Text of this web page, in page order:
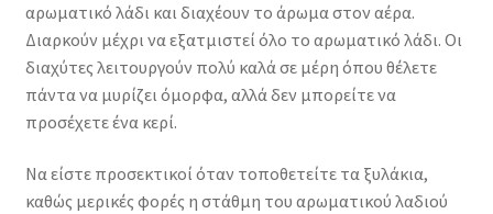
αρωματικό λάδι και διαχέουν το άρωμα στον αέρα.
Διαρκούν μέχρι να εξατμιστεί όλο το αρωματικό λάδι. Οι
διαχύτες λειτουργούν πολύ καλά σε μέρη όπου θέλετε
πάντα να μυρίζει όμορφα, αλλά δεν μπορείτε να
προσέχετε ένα κερί.
Να είστε προσεκτικοί όταν τοποθετείτε τα ξυλάκια,
καθώς μερικές φορές η στάθμη του αρωματικού λαδιού